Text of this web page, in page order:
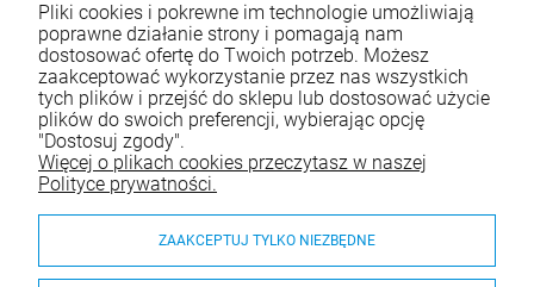
NIP: 9492236947
Tel.:
795-760-030
E-mail: sklep@itali.pl
Pomoc
Moje konto
Płatności i dostawa
Pliki cookies i pokrewne im technologie umożliwiają
poprawne działanie strony i pomagają nam
dostosować ofertę do Twoich potrzeb. Możesz
zaakceptować wykorzystanie przez nas wszystkich
tych plików i przejść do sklepu lub dostosować użycie
plików do swoich preferencji, wybierając opcję
"Dostosuj zgody".
Więcej o plikach cookies przeczytasz w naszej
Polityce prywatności.
ZAAKCEPTUJ TYLKO NIEZBĘDNE